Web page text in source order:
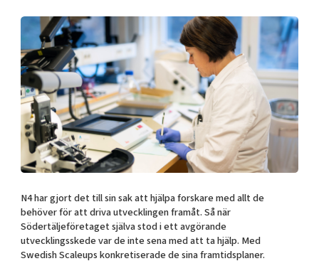
Kunskapsbank
Programmet
Internationalisering
Mer
N4 har gjort det till sin sak att hjälpa forskare med allt de
behöver för att driva utvecklingen framåt. Så när
Södertäljeföretaget själva stod i ett avgörande
utvecklingsskede var de inte sena med att ta hjälp. Med
Swedish Scaleups konkretiserade de sina framtidsplaner.